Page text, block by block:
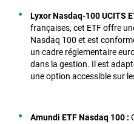
Lyxor Nasdaq-100 UCITS
françaises, cet ETF offre
Nasdaq 100 et est
un cadre réglementaire
dans la gestion. Il est
une option accessible sur
Amundi ETF Nasdaq 100 :